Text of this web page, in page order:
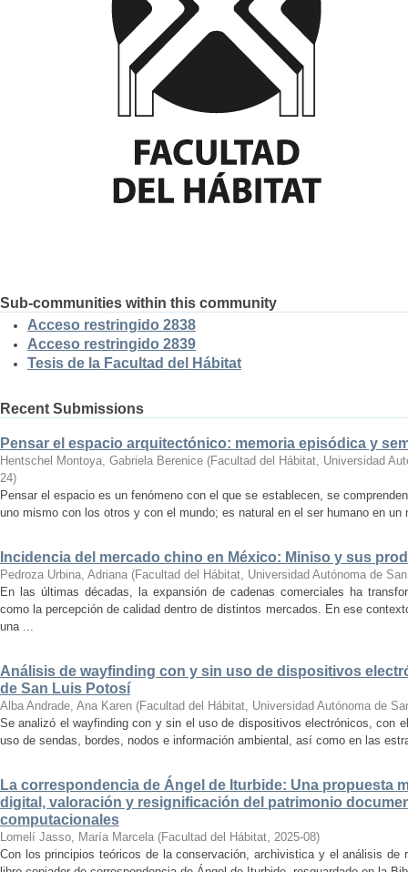
Sub-communities within this community
Acceso restringido 2838
Acceso restringido 2839
Tesis de la Facultad del Hábitat
Recent Submissions
Pensar el espacio arquitectónico: memoria episódica y
Hentschel Montoya, Gabriela Berenice (Facultad del Hábitat, Universidad
24)
Pensar el espacio es un fenómeno con el que se establecen, se
uno mismo con los otros y con el mundo; es natural en el ser humano en
Incidencia del mercado chino en México: Miniso y sus
Pedroza Urbina, Adriana (Facultad del Hábitat, Universidad Autónoma de
En las últimas décadas, la expansión de cadenas comerciales ha
como la percepción de calidad dentro de distintos mercados. En ese
una ...
Análisis de wayfinding con y sin uso de dispositivos
de San Luis Potosí
Alba Andrade, Ana Karen (Facultad del Hábitat, Universidad Autónoma de
Se analizó el wayfinding con y sin el uso de dispositivos electrónicos, con
uso de sendas, bordes, nodos e información ambiental, así como en las
La correspondencia de Ángel de Iturbide: Una propuesta
digital, valoración y resignificación del patrimonio
computacionales
Lomelí Jasso, María Marcela (Facultad del Hábitat, 2025-08)
Con los principios teóricos de la conservación, archivistica y el análisis de